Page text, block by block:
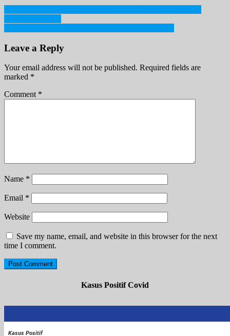
Post
navigation
Leave a Reply
Your email address will not be published. Required fields are
marked *
Comment *
Name *
Email *
Website
Save my name, email, and website in this browser for the next
time I comment.
Kasus Positif Covid